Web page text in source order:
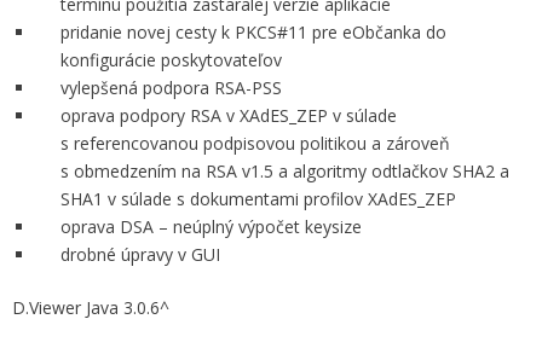
pridanie novej cesty k PKCS#11 pre eObčanka do
konfigurácie poskytovateľov
vylepšená podpora RSA-PSS
oprava podpory RSA v XAdES_ZEP v súlade
s referencovanou podpisovou politikou a zároveň
s obmedzením na RSA v1.5 a algoritmy odtlačkov SHA2 a
SHA1 v súlade s dokumentami profilov XAdES_ZEP
oprava DSA – neúplný výpočet keysize
drobné úpravy v GUI
D.Viewer Java 3.0.6^